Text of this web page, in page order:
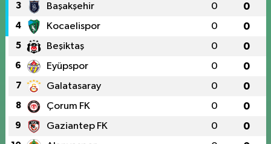
3 Başakşehir 0 0
4 Kocaelispor 0 0
5 Beşiktaş 0 0
6 Eyüpspor 0 0
7 Galatasaray 0 0
8 Çorum FK 0 0
9 Gaziantep FK 0 0